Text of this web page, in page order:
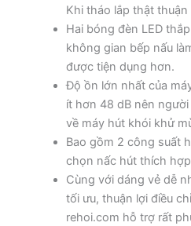
Khi tháo lắp thật thuận
Hai bóng đèn LED
không gian bếp nấu
được tiện dụng hơn.
Độ ồn lớn nhất của
ít hơn 48 dB nên
về máy hút khói khử
Bao gồm 2 công suất
chọn nấc hút thích
Cùng với dáng vẻ dễ
tối ưu, thuận lợi điều
rehoi.com hỗ trợ rất